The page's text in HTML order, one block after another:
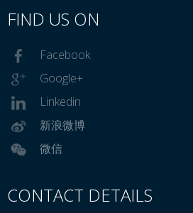
FIND US ON
Facebook
Google+
Linkedin
新浪微博
微信
CONTACT DETAILS